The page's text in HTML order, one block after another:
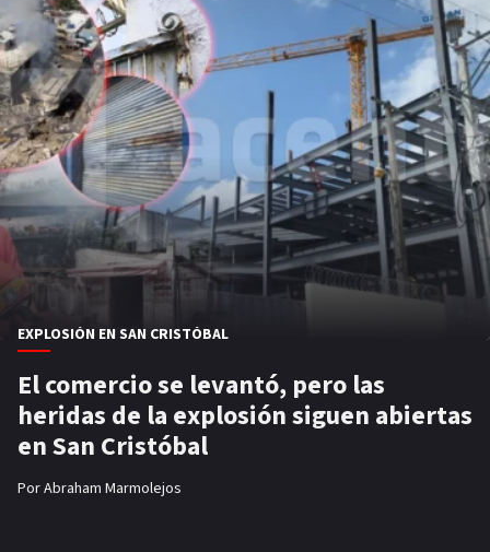
EXPLOSIÓN EN SAN CRISTÓBAL
El comercio se levantó, pero las
heridas de la explosión siguen abiertas
en San Cristóbal
PorAbraham Marmolejos